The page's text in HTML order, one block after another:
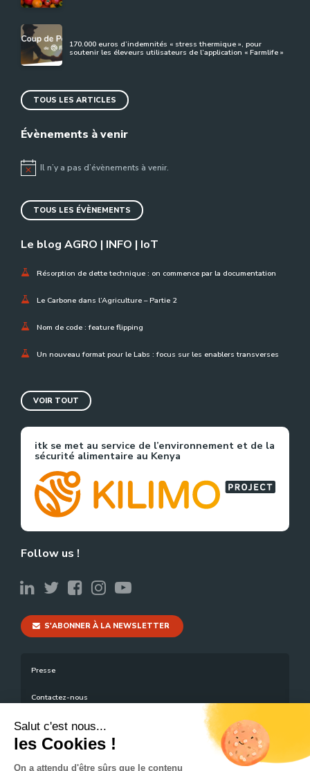
170.000 euros d’indemnités « stress thermique », pour
soutenir les éleveurs utilisateurs de l’application « Farmlife »
TOUS LES ARTICLES
Évènements à venir
NoticeIl n’y a pas d’évènements à venir.
TOUS LES ÉVÈNEMENTS
Le blog AGRO | INFO | IoT
Résorption de dette technique : on commence par la documentation
Le Carbone dans l’Agriculture – Partie 2
Nom de code : feature flipping
Un nouveau format pour le Labs : focus sur les enablers transverses
VOIR TOUT
itk se met au service de l’environnement et de la
sécurité alimentaire au Kenya
Follow us !
S'ABONNER À LA NEWSLETTER
Presse
Contactez-nous
Mentions légales
Plan du site
Salut c'est nous...
les Cookies !
On a attendu d'être sûrs que le contenu